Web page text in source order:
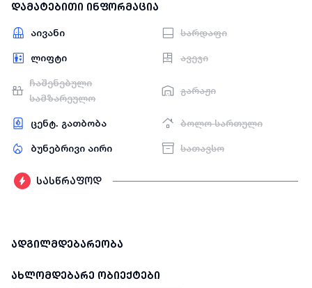
დამატებითი ინფორმაცია
აივანი სარდაფი
ლიფტი ავეჯი
ჩაშენებული
სამზარეულო
გარაჟი
ცენტ. გათბობა ბოლო სართული
ბუნებრივი აირი სათავსო
სასწრაფოდ
ადგილმდებარეობა
ახლომდებარე ობიექტები